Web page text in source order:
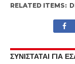
RELATED ITEMS:
ΣΥΝΙΣΤΑΤΑΙ ΓΙΑ